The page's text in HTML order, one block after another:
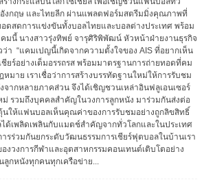
อังกฤษ และไทยลีก ผ่านแพลตฟอร์มสตรีมมิ่งคุณภาพที่
อดสดการแข่งขันทั้งบอลไทยและบอลต่างประเทศ พร้อม
มนี้ นางสาวรุ่งทิพย์ จารุศิริพิพัฒน์ หัวหน้าฝ่ายงานธุรกิจ
ว่า “แคมเปญนี้เกิดจากความตั้งใจของ AIS ที่อยากเห็น
ยร์อย่างเต็มอรรถรส พร้อมมาตรฐานการถ่ายทอดที่คม
มาย เราเชื่อว่าการสร้างบรรทัดฐานใหม่ให้การรับชม
ากหลายภาคส่วน จึงได้เชิญชวนเหล่าอินฟลูเอนเซอร์
รวมถึงบุคคลสำคัญในวงการลูกหนัง มาร่วมกันส่งต่อ
ตุ้นให้แฟนบอลเห็นคุณค่าของการรับชมอย่างถูกลิขสิทธิ์
ด้เพลิดเพลินกับแมตช์สำคัญจากทั่วโลกและในประเทศ
รร่วมกันยกระดับวัฒนธรรมการเชียร์ฟุตบอลในบ้านเรา
งวงการกีฬาและอุตสาหกรรมคอนเทนต์เติบโตอย่าง
กหนังทุกคนทุกเครือข่าย...